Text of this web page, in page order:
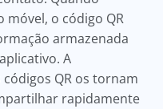
móvel, o código QR
armazenada
A
QR os tornam
rapidamente